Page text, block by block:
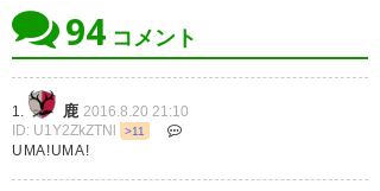
— ikumu33@ant
(ikumam2813)2016, 8月 20
94 コメント
1. 鹿 2016.8.20 21:10
ID: U1Y2ZkZTNl
>11
UMA!UMA!